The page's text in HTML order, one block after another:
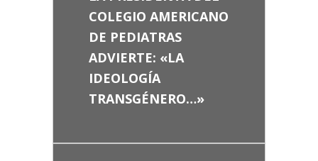
COLEGIO AMERICANO
DE PEDIATRAS
ADVIERTE: «LA
IDEOLOGÍA
TRANSGÉNERO…»